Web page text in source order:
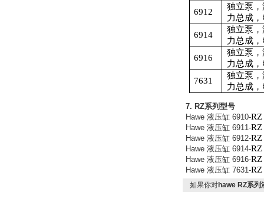
6912
独立泵
力总成
6914
独立泵
力总成
6916
独立泵
力总成
7631
独立泵
力总成
7. RZ系列型号
Hawe 液压缸 6910-RZ
Hawe 液压缸 6911-RZ
Hawe 液压缸 6912-RZ
Hawe 液压缸 6914-RZ
Hawe 液压缸 6916-RZ
Hawe 液压缸 7631-RZ
如果你对hawe RZ系列